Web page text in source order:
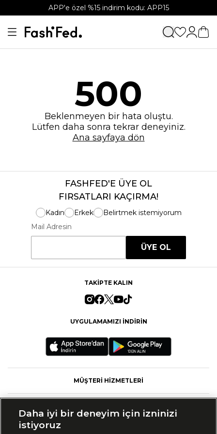
APP'e özel %15 indirim kodu: APP15
500
Beklenmeyen bir hata oluştu.
Lütfen daha sonra tekrar deneyiniz.
Ana sayfaya dön
FASHFED'E ÜYE OL
FIRSATLARI KAÇIRMA!
Kadın Erkek
Belirtmek istemiyorum
Mail Adresin
ÜYE OL
TAKİPTE KALIN
UYGULAMAMIZI İNDİRİN
MÜŞTERİ HİZMETLERİ
Daha iyi bir deneyim için izninizi
istiyoruz